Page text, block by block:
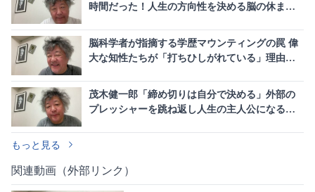
時間だった！人生の方向性を決める脳の休ませ
脳科学者が指摘する学歴マウンティングの罠 偉
大な知性たちが「打ちひしがれている」理由と
茂木健一郎「締め切りは自分で決める」外部の
プレッシャーを跳ね返し人生の主人公になる方
もっと見る
関連動画（外部リンク）